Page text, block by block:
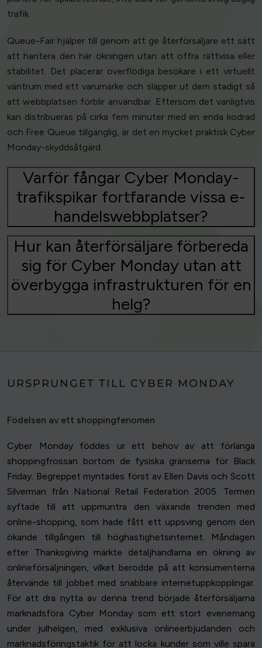
trafik.
Queue-Fair hjälper till genom att ge återförsäljare ett sätt
att hantera den här ökningen utan att offra rättvisa eller
stabilitet. Det placerar överflödiga besökare i ett virtuellt
väntrum med ett varumärke och släpper ut dem stadigt så
att webbplatsen förblir användbar. Eftersom det vanligtvis
kan distribueras på cirka fem minuter med en enda kodrad
och Free Queue tillgänglig, är det en mycket praktisk Cyber
Monday-skyddsåtgärd.
Varför fångar Cyber Monday-
trafikspikar fortfarande vissa e-
handelswebbplatser?
Hur kan återförsäljare förbereda
sig för Cyber Monday utan att
överbygga infrastrukturen för en
helg?
URSPRUNGET TILL CYBER MONDAY
Födelsen av ett shoppingfenomen
Cyber Monday föddes ur ett behov av att förlänga
shoppingfrossan bortom de fysiska gränserna för Black
Friday. Begreppet myntades först av Ellen Davis och Scott
Silverman från National Retail Federation 2005. Termen
syftade till att uppmuntra den växande trenden med
online-shopping, som hade fått ett uppsving genom den
ökande tillgången till höghastighetsinternet. Måndagen
efter Thanksgiving märkte detaljhandlarna en ökning av
onlineförsäljningen, vilket berodde på att konsumenterna
återvände till jobbet med snabbare internetuppkopplingar.
För att dra nytta av denna trend började återförsäljarna
marknadsföra Cyber Monday som ett stort evenemang
under julhelgen, med exklusiva onlineerbjudanden och
marknadsföringstaktik för att locka kunder som ville spara